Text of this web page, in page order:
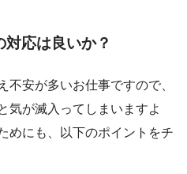
応は良いか？
不安が多いお仕事ですので、
気が滅入ってしまいますよ
めにも、以下のポイントをチ